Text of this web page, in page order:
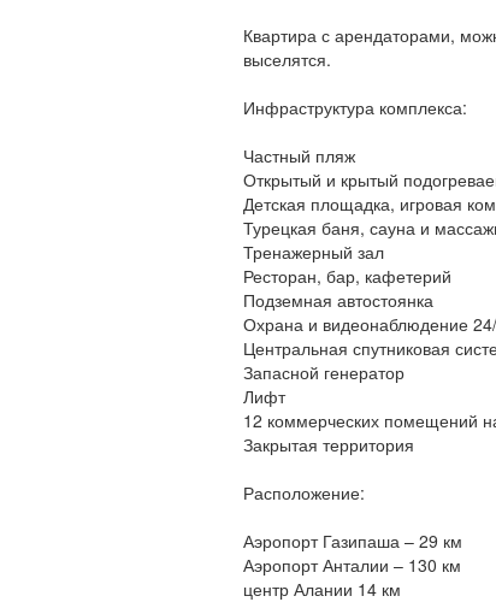
Квартира с арендаторами,
выселятся.
Инфраструктура комплекса:
Частный пляж
Открытый и крытый
Детская площадка, игровая
Турецкая баня, сауна и
Тренажерный зал
Ресторан, бар, кафетерий
Подземная автостоянка
Охрана и видеонаблюдение
Центральная спутниковая
Запасной генератор
Лифт
12 коммерческих помещений
Закрытая территория
Расположение:
Аэропорт Газипаша – 29 км
Аэропорт Анталии – 130 км
центр Алании 14 км